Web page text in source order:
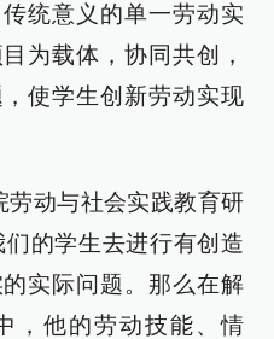
统意义的单一劳动实
为载体，协同共创，
使学生创新劳动实现
劳动与社会实践教育研
的学生去进行有创造
实际问题。那么在解
，他的劳动技能、情